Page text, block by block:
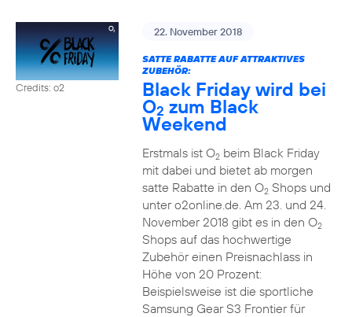
Credits: o2
22. November 2018
SATTE RABATTE AUF ATTRAKTIVES
ZUBEHÖR:
Black Friday wird bei
O2 zum Black
Weekend
Erstmals ist O2beim Black Friday
mit dabei und bietet ab morgen
satte Rabatte in den O2Shops und
unter o2online.de. Am 23. und 24.
November 2018 gibt es in den O2
Shops auf das hochwertige
Zubehör einen Preisnachlass in
Höhe von 20 Prozent:
Beispielsweise ist die sportliche
Samsung Gear S3 Frontier für